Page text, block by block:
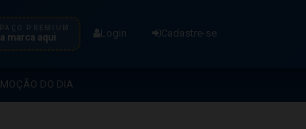
marca aqui Login Cadastre-se
DO DIA